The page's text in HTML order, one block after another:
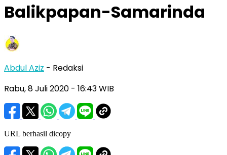
Balikpapan-Samarinda
Abdul Aziz - Redaksi
Rabu, 8 Juli 2020 - 16:43 WIB
URL berhasil dicopy